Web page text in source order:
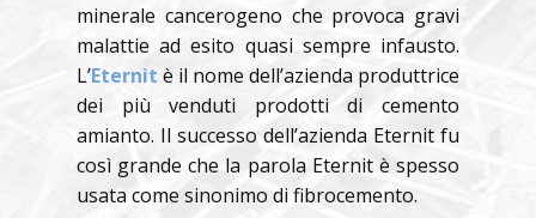
minerale cancerogeno che provoca gravi
malattie ad esito quasi sempre infausto.
L’Eternit è il nome dell’azienda produttrice
dei più venduti prodotti di cemento
amianto. Il successo dell’azienda Eternit fu
così grande che la parola Eternit è spesso
usata come sinonimo di fibrocemento.